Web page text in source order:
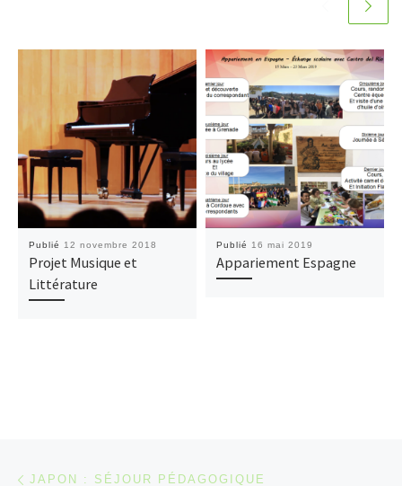
Publié 12 novembre 2018
Projet Musique et
Littérature
Publié 16 mai 2019
Appariement Espagne
Parcourir les articles
JAPON : SÉJOUR PÉDAGOGIQUE